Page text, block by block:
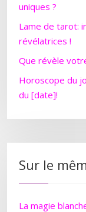
uniques ?
Lame de tarot:
révélatrices !
Que révèle
Horoscope du
du [date]!
Sur le
La magie